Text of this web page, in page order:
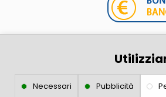
Necessari Pubblicità